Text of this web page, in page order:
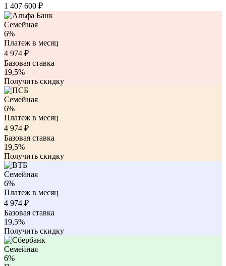
1 407 600 ₽
Семейная
6%
Платеж в месяц
4 974 ₽
Базовая ставка
19,5%
Получить скидку
Семейная
6%
Платеж в месяц
4 974 ₽
Базовая ставка
19,5%
Получить скидку
Семейная
6%
Платеж в месяц
4 974 ₽
Базовая ставка
19,5%
Получить скидку
Семейная
6%